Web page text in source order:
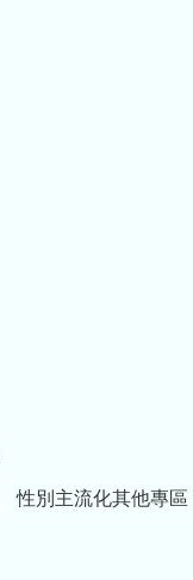
性別主流化其他專區